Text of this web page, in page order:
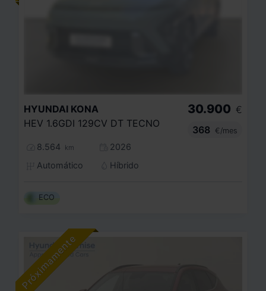
HYUNDAI KONA
HEV 1.6GDI 129CV DT TECNO
8.564 km
2026
Automático
Híbrido
30.900 €
368
€/mes
ECO